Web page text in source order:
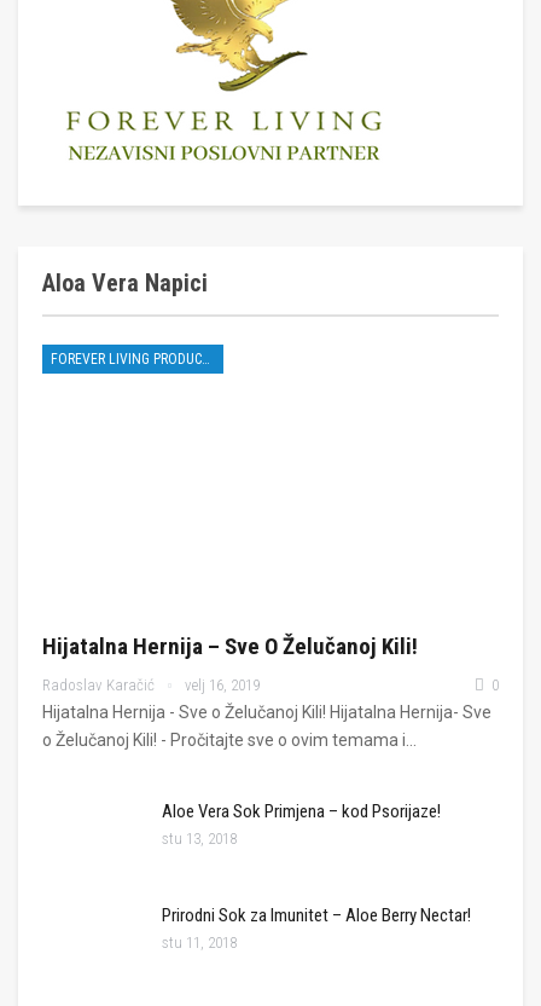
Aloa Vera Napici
FOREVER LIVING PRODUCTS
Hijatalna Hernija – Sve O Želučanoj Kili!
Radoslav Karačić velj 16, 2019 0
Hijatalna Hernija - Sve o Želučanoj Kili! Hijatalna Hernija- Sve
o Želučanoj Kili! - Pročitajte sve o ovim temama i…
Aloe Vera Sok Primjena – kod Psorijaze!
stu 13, 2018
Prirodni Sok za Imunitet – Aloe Berry Nectar!
stu 11, 2018